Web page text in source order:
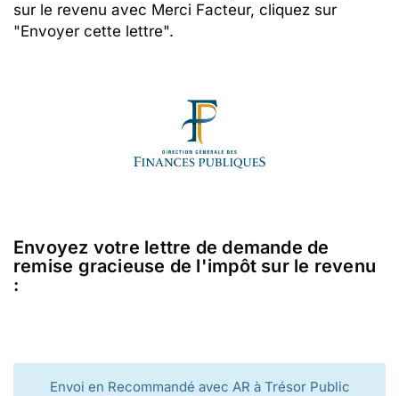
sur le revenu avec Merci Facteur, cliquez sur
"Envoyer cette lettre".
Envoyez votre lettre de demande de
remise gracieuse de l'impôt sur le revenu
:
Envoi en Recommandé avec AR à Trésor Public